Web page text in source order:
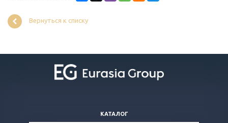
Вернуться к списку
КАТАЛОГ